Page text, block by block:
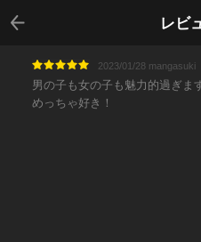
レビ
戻る
2023/01/28 mangasuki
男の子も女の子も魅力的過ぎま
めっちゃ好き！